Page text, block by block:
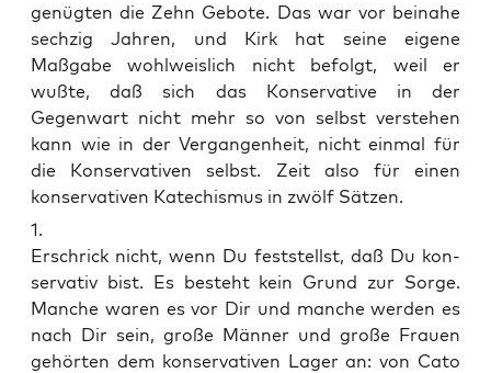
genügten die Zehn Gebote. Das war vor beinahe
sechzig Jahren, und Kirk hat seine eigene
Maßgabe wohlweislich nicht befolgt, weil er
wußte, daß sich das Konservative in der
Gegenwart nicht mehr so von selbst verstehen
kann wie in der Vergangenheit, nicht einmal für
die Konservativen selbst. Zeit also für einen
konservativen Katechismus in zwölf Sätzen.
1.
Erschrick nicht, wenn Du fest­stellst, daß Du kon­
ser­va­tiv bist. Es besteht kein Grund zur Sor­ge.
Man­che waren es vor Dir und man­che wer­den es
nach Dir sein, gro­ße Män­ner und gro­ße Frau­en
gehör­ten dem kon­ser­va­ti­ven Lager an: von Cato